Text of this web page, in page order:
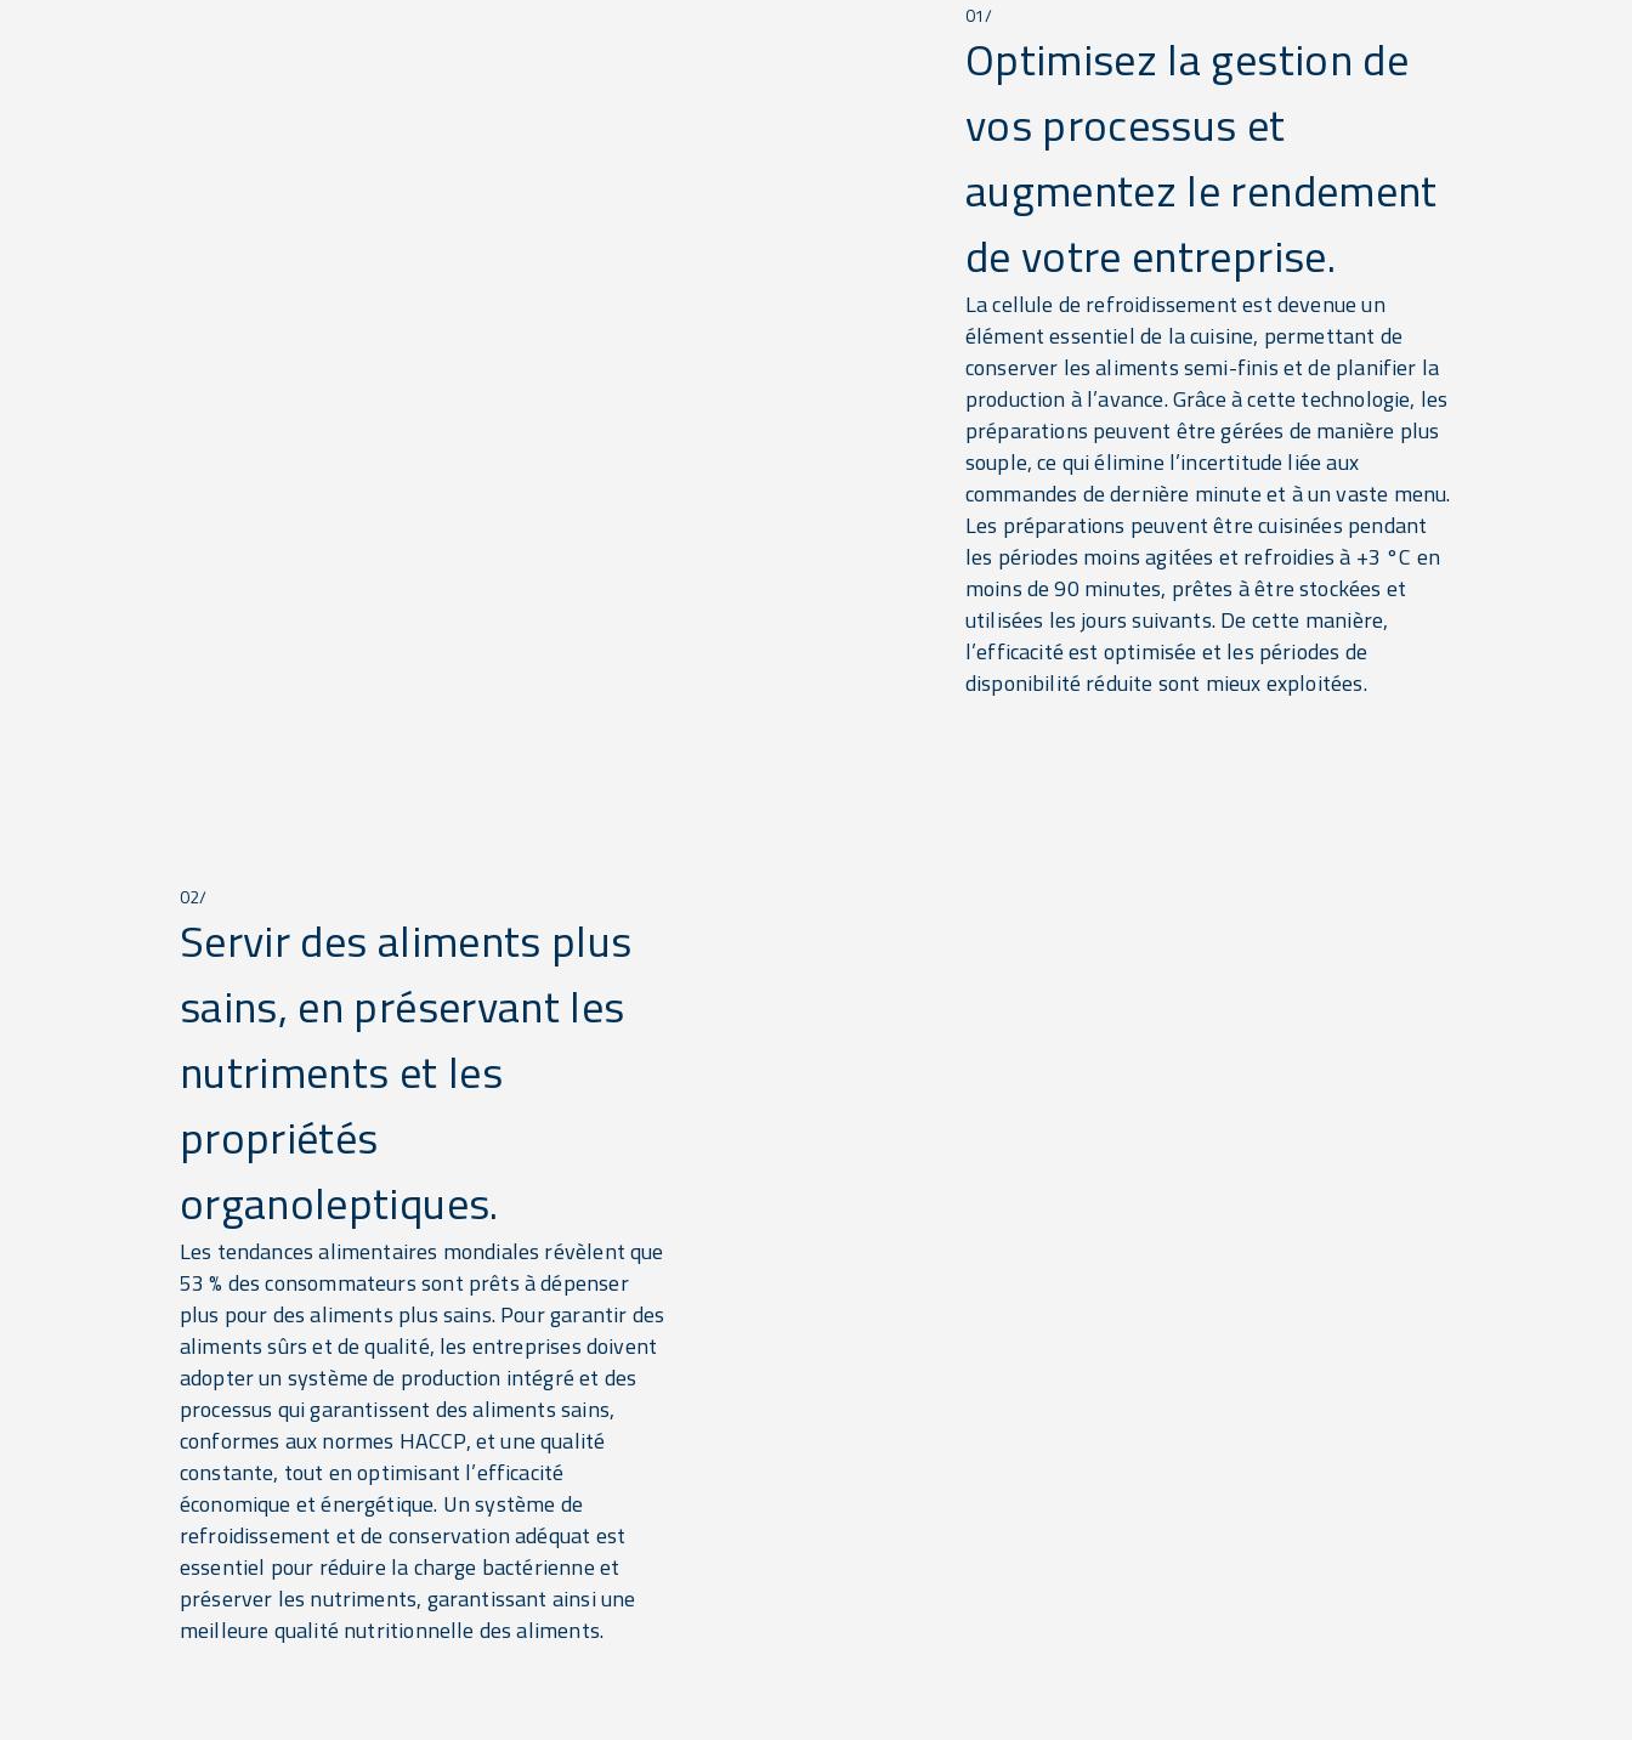
01/
Optimisez la gestion de
vos processus et
augmentez le rendement
de votre entreprise.
La cellule de refroidissement est devenue un
élément essentiel de la cuisine, permettant de
conserver les aliments semi-finis et de planifier la
production à l’avance. Grâce à cette technologie, les
préparations peuvent être gérées de manière plus
souple, ce qui élimine l’incertitude liée aux
commandes de dernière minute et à un vaste menu.
Les préparations peuvent être cuisinées pendant
les périodes moins agitées et refroidies à +3 °C en
moins de 90 minutes, prêtes à être stockées et
utilisées les jours suivants. De cette manière,
l’efficacité est optimisée et les périodes de
disponibilité réduite sont mieux exploitées.
02/
Servir des aliments plus
sains, en préservant les
nutriments et les
propriétés
organoleptiques.
Les tendances alimentaires mondiales révèlent que
53 % des consommateurs sont prêts à dépenser
plus pour des aliments plus sains. Pour garantir des
aliments sûrs et de qualité, les entreprises doivent
adopter un système de production intégré et des
processus qui garantissent des aliments sains,
conformes aux normes HACCP, et une qualité
constante, tout en optimisant l’efficacité
économique et énergétique. Un système de
refroidissement et de conservation adéquat est
essentiel pour réduire la charge bactérienne et
préserver les nutriments, garantissant ainsi une
meilleure qualité nutritionnelle des aliments.